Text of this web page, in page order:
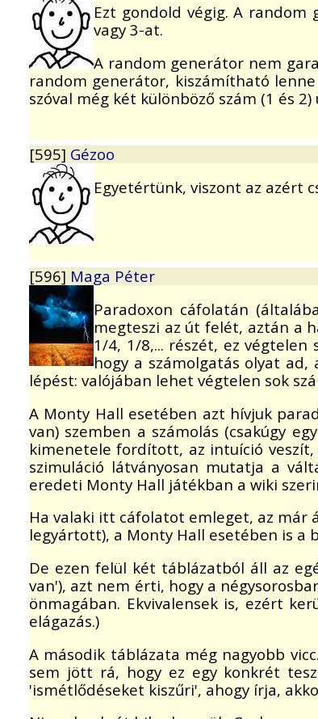
Ezt gondold végig. A random
vagy 3-at.
A random generátor nem
random generátor, kiszámítható
szóval még két különböző szám (1 és
[595] Gézoo
Egyetértünk, viszont az azért
[596] Maga Péter
Paradoxon cáfolatán
megteszi az út felét, aztán a
1/4, 1/8,... részét, ez
hogy a számolgatás olyat
lépést: valójában lehet végtelen sok
A Monty Hall esetében azt hívjuk
van) szemben a számolás (csakúgy
kimenetele fordított, az intuíció
szimuláció látványosan mutatja a
eredeti Monty Hall játékban a wiki
Ha valaki itt cáfolatot emleget, az már
legyártott), a Monty Hall esetében is a
De ezen felül két táblázatból áll az
van'), azt nem érti, hogy a
önmagában. Ekvivalensek is, ezért
elágazás.)
A második táblázata még nagyobb
sem jött rá, hogy ez egy konkrét
'ismétlődéseket kiszűri', ahogy írja,